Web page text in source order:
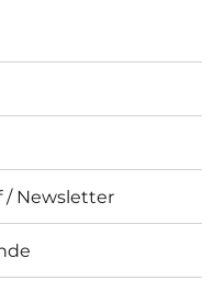
/ Newsletter